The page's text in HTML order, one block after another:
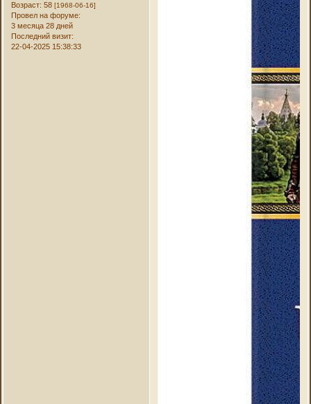
Возраст: 58[1968-06-16]
Провел на форуме:
3 месяца 28 дней
Последний визит:
22-04-2025 15:38:33